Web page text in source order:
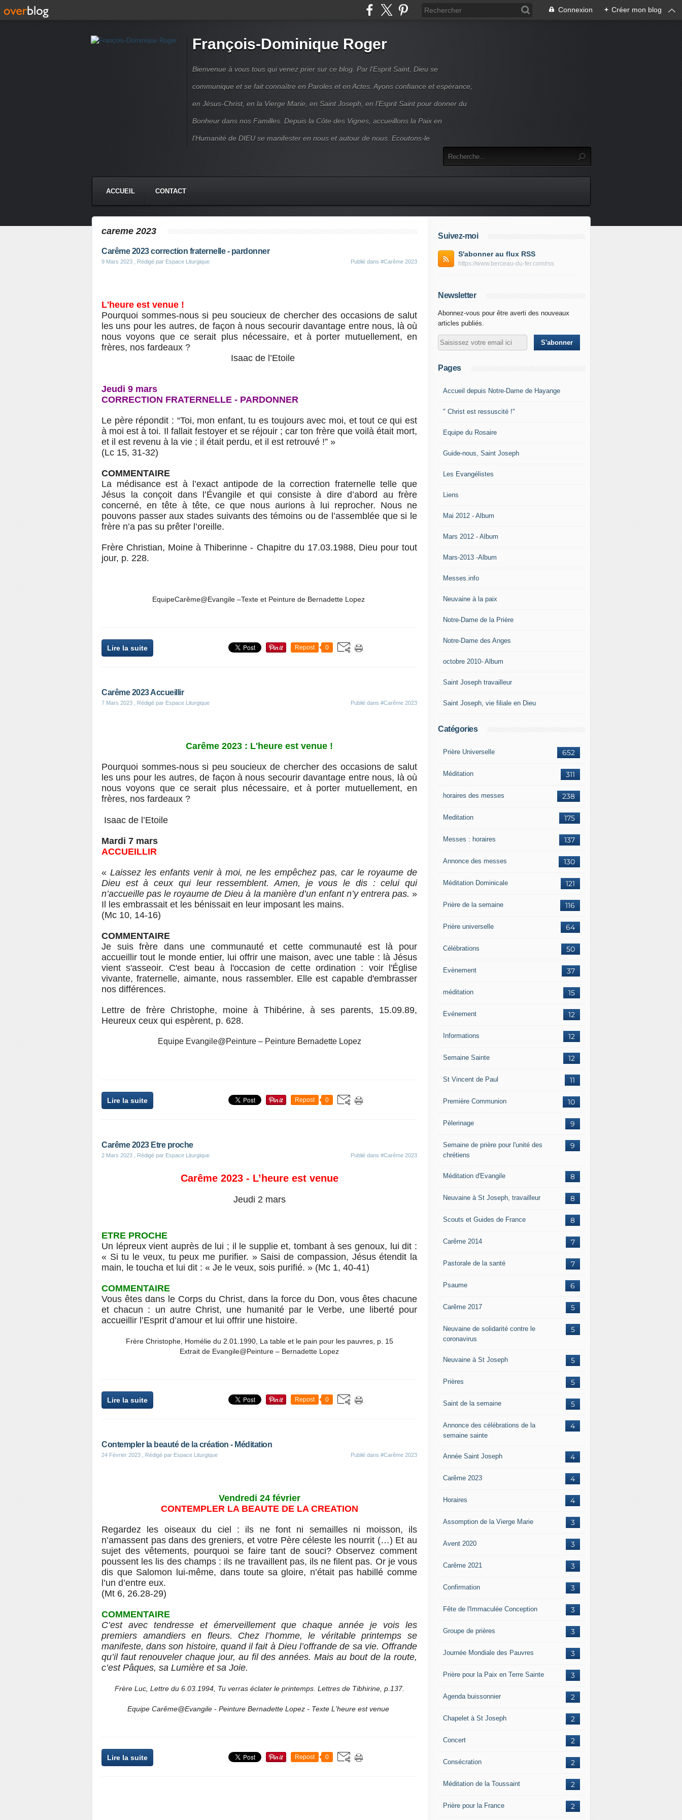
Connexion + Créer mon blog
François-Dominique Roger
Bienvenue à vous tous qui venez prier sur ce blog. Par l’Esprit Saint, Dieu se
communique et se fait connaître en Paroles et en Actes. Ayons confiance et espérance,
en Jésus-Christ, en la Vierge Marie, en Saint Joseph, en l’Esprit Saint pour donner du
Bonheur dans nos Familles. Depuis la Côte des Vignes, accueillons la Paix en
l'Humanité de DIEU se manifester en nous et autour de nous. Ecoutons-le
ACCUEIL CONTACT
careme 2023
Carême 2023 correction fraternelle - pardonner
9 Mars 2023 , Rédigé par Espace Liturgique Publié dans #Carême 2023
L'heure est venue !
Pourquoi sommes-nous si peu soucieux de chercher des occasions de salut
les uns pour les autres, de façon à nous secourir davantage entre nous, là où
nous voyons que ce serait plus nécessaire, et à porter mutuellement, en
frères, nos fardeaux ?
Isaac de l’Etoile
Jeudi 9 mars
CORRECTION FRATERNELLE - PARDONNER
Le père répondit : “Toi, mon enfant, tu es toujours avec moi, et tout ce qui est
à moi est à toi. Il fallait festoyer et se réjouir ; car ton frère que voilà était mort,
et il est revenu à la vie ; il était perdu, et il est retrouvé !” »
(Lc 15, 31-32)
COMMENTAIRE
La médisance est à l’exact antipode de la correction fraternelle telle que
Jésus la conçoit dans l’Évangile et qui consiste à dire d’abord au frère
concerné, en tête à tête, ce que nous aurions à lui reprocher. Nous ne
pouvons passer aux stades suivants des témoins ou de l’assemblée que si le
frère n’a pas su prêter l’oreille.
Frère Christian, Moine à Thiberinne - Chapitre du 17.03.1988, Dieu pour tout
jour, p. 228.
EquipeCarême@Evangile –Texte et Peinture de Bernadette Lopez
Lire la suite Repost 0
Carême 2023 Accueillir
7 Mars 2023 , Rédigé par Espace Liturgique Publié dans #Carême 2023
Carême 2023 : L'heure est venue !
Pourquoi sommes-nous si peu soucieux de chercher des occasions de salut
les uns pour les autres, de façon à nous secourir davantage entre nous, là où
nous voyons que ce serait plus nécessaire, et à porter mutuellement, en
frères, nos fardeaux ?
Isaac de l’Etoile
Mardi 7 mars
ACCUEILLIR
« Laissez les enfants venir à moi, ne les empêchez pas, car le royaume de
Dieu est à ceux qui leur ressemblent. Amen, je vous le dis : celui qui
n’accueille pas le royaume de Dieu à la manière d’un enfant n’y entrera pas. »
Il les embrassait et les bénissait en leur imposant les mains.
(Mc 10, 14-16)
COMMENTAIRE
Je suis frère dans une communauté et cette communauté est là pour
accueillir tout le monde entier, lui offrir une maison, avec une table : là Jésus
vient s'asseoir. C'est beau à l'occasion de cette ordination : voir l'Église
vivante, fraternelle, aimante, nous rassembler. Elle est capable d'embrasser
nos différences.
Lettre de frère Christophe, moine à Thibérine, à ses parents, 15.09.89,
Heureux ceux qui espèrent, p. 628.
Equipe Evangile@Peinture – Peinture Bernadette Lopez
Lire la suite Repost 0
Carême 2023 Etre proche
2 Mars 2023 , Rédigé par Espace Liturgique Publié dans #Carême 2023
Carême 2023 - L’heure est venue
Jeudi 2 mars
ETRE PROCHE
Un lépreux vient auprès de lui ; il le supplie et, tombant à ses genoux, lui dit :
« Si tu le veux, tu peux me purifier. » Saisi de compassion, Jésus étendit la
main, le toucha et lui dit : « Je le veux, sois purifié. » (Mc 1, 40-41)
COMMENTAIRE
Vous êtes dans le Corps du Christ, dans la force du Don, vous êtes chacune
et chacun : un autre Christ, une humanité par le Verbe, une liberté pour
accueillir l’Esprit d’amour et lui offrir une histoire.
Frère Christophe, Homélie du 2.01.1990, La table et le pain pour les pauvres, p. 15
Extrait de Evangile@Peinture – Bernadette Lopez
Lire la suite Repost 0
Contempler la beauté de la création - Méditation
24 Février 2023 , Rédigé par Espace Liturgique Publié dans #Carême 2023
Vendredi 24 février
CONTEMPLER LA BEAUTE DE LA CREATION
Regardez les oiseaux du ciel : ils ne font ni semailles ni moisson, ils
n’amassent pas dans des greniers, et votre Père céleste les nourrit (…) Et au
sujet des vêtements, pourquoi se faire tant de souci? Observez comment
poussent les lis des champs : ils ne travaillent pas, ils ne filent pas. Or je vous
dis que Salomon lui-même, dans toute sa gloire, n’était pas habillé comme
l’un d’entre eux.
(Mt 6, 26.28-29)
COMMENTAIRE
C’est avec tendresse et émerveillement que chaque année je vois les
premiers amandiers en fleurs. Chez l’homme, le véritable printemps se
manifeste, dans son histoire, quand il fait à Dieu l’offrande de sa vie. Offrande
qu’il faut renouveler chaque jour, au fil des années. Mais au bout de la route,
c’est Pâques, sa Lumière et sa Joie.
Frère Luc, Lettre du 6.03.1994, Tu verras éclater le printemps. Lettres de Tibhirine, p.137.
Equipe Carême@Evangile - Peinture Bernadette Lopez - Texte L'heure est venue
Lire la suite Repost 0
Suivez-moi
S'abonner au flux RSS
https://www.berceau-du-fer.com/rss
Newsletter
Abonnez-vous pour être averti des nouveaux
articles publiés.
Pages
Accueil depuis Notre-Dame de Hayange
" Christ est ressuscité !"
Equipe du Rosaire
Guide-nous, Saint Joseph
Les Evangélistes
Liens
Mai 2012 - Album
Mars 2012 - Album
Mars-2013 -Album
Messes.info
Neuvaine à la paix
Notre-Dame de la Prière
Notre-Dame des Anges
octobre 2010- Album
Saint Joseph travailleur
Saint Joseph, vie filiale en Dieu
Catégories
652
Prière Universelle
311
Méditation
238
horaires des messes
175
Meditation
137
Messes : horaires
130
Annonce des messes
121
Méditation Dominicale
116
Prière de la semaine
64
Prière universelle
50
Célébrations
37
Evènement
15
méditation
12
Evénement
12
Informations
12
Semaine Sainte
11
St Vincent de Paul
10
Première Communion
9
Pèlerinage
9
Semaine de prière pour l'unité des
chrétiens
8
Méditation d'Evangile
8
Neuvaine à St Joseph, travailleur
8
Scouts et Guides de France
7
Carême 2014
7
Pastorale de la santé
6
Psaume
5
Carême 2017
5
Neuvaine de solidarité contre le
coronavirus
5
Neuvaine à St Joseph
5
Prières
5
Saint de la semaine
4
Annonce des célébrations de la
semaine sainte
4
Année Saint Joseph
4
Carême 2023
4
Horaires
3
Assomption de la Vierge Marie
3
Avent 2020
3
Carême 2021
3
Confirmation
3
Fête de l'Immaculée Conception
3
Groupe de prières
3
Journée Mondiale des Pauvres
3
Prière pour la Paix en Terre Sainte
2
Agenda buissonnier
2
Chapelet à St Joseph
2
Concert
2
Consécration
2
Méditation de la Toussaint
2
Prière pour la France